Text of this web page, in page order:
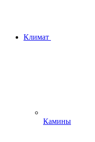
Климат
Камины